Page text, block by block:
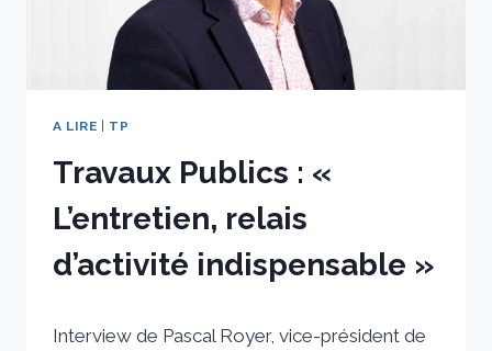
A LIRE | TP
Travaux Publics : «
L’entretien, relais
d’activité indispensable »
sstradiotto
Interview de Pascal Royer, vice-président de